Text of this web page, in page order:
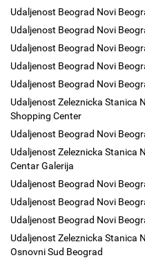
Udaljenost Beograd Novi
Udaljenost Beograd Novi
Udaljenost Beograd Novi
Udaljenost Beograd Novi
Udaljenost Beograd Novi
Udaljenost Zeleznicka Stanica
Shopping Center
Udaljenost Beograd Novi
Udaljenost Zeleznicka Stanica
Centar Galerija
Udaljenost Beograd Novi
Udaljenost Beograd Novi
Udaljenost Beograd Novi
Udaljenost Zeleznicka Stanica
Osnovni Sud Beograd